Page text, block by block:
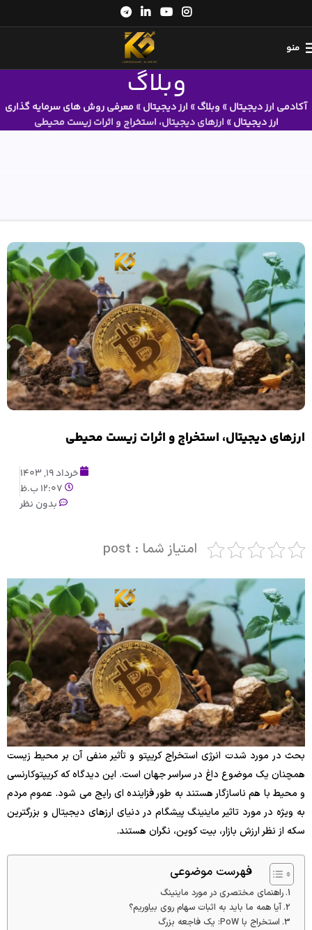
منو
وبلاگ
آکادمی ارز دیجیتال» وبلاگ» ارز دیجیتال» معرفی روش های سرمایه گذاری
ارز دیجیتال» ارزهای دیجیتال، استخراج و اثرات زیست محیطی
ارزهای دیجیتال، استخراج و اثرات زیست محیطی
خرداد 19, 1403
12:07 ب.ظ
بدون نظر
امتیاز شما : post
بحث در مورد شدت انرژی استخراج کریپتو و تأثیر منفی آن بر محیط زیست
همچنان یک موضوع داغ در سراسر جهان است. این دیدگاه که کریپتوکارنسی
و محیط با هم ناسازگار هستند به طور فزاینده ای رایج می شود. عموم مردم
به ویژه در مورد تاثیر ماینینگ پیشگام در دنیای ارزهای دیجیتال و بزرگترین
سکه از نظر ارزش بازار، بیت کوین، نگران هستند.
فهرست موضوعی
راهنمای مختصری در مورد ماینینگ
آیا همه ما باید به اثبات سهام روی بیاوریم؟
استخراج با PoW: یک فاجعه بزرگ